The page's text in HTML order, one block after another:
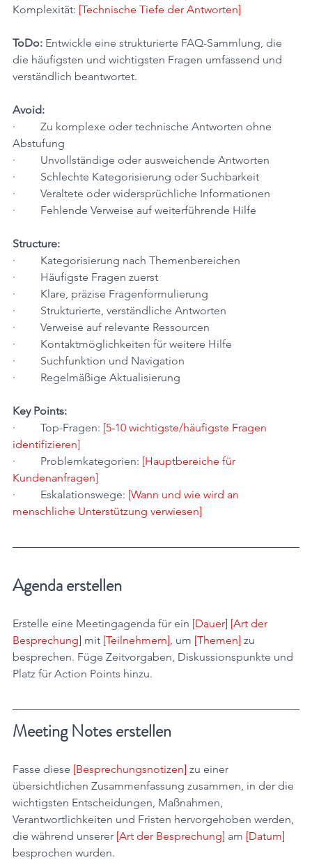
Komplexität: [Technische Tiefe der Antworten]
ToDo: Entwickle eine strukturierte FAQ-Sammlung, die
die häufigsten und wichtigsten Fragen umfassend und
verständlich beantwortet.
Avoid:
·         Zu komplexe oder technische Antworten ohne
Abstufung
·         Unvollständige oder ausweichende Antworten
·         Schlechte Kategorisierung oder Suchbarkeit
·         Veraltete oder widersprüchliche Informationen
·         Fehlende Verweise auf weiterführende Hilfe
Structure:
·         Kategorisierung nach Themenbereichen
·         Häufigste Fragen zuerst
·         Klare, präzise Fragenformulierung
·         Strukturierte, verständliche Antworten
·         Verweise auf relevante Ressourcen
·         Kontaktmöglichkeiten für weitere Hilfe
·         Suchfunktion und Navigation
·         Regelmäßige Aktualisierung
Key Points:
·         Top-Fragen: [5-10 wichtigste/häufigste Fragen
identifizieren]
·         Problemkategorien: [Hauptbereiche für
Kundenanfragen]
·         Eskalationswege: [Wann und wie wird an
menschliche Unterstützung verwiesen]
Agenda erstellen
Erstelle eine Meetingagenda für ein [Dauer] [Art der
Besprechung] mit [Teilnehmern], um [Themen] zu
besprechen. Füge Zeitvorgaben, Diskussionspunkte und
Platz für Action Points hinzu.
Meeting Notes erstellen
Fasse diese [Besprechungsnotizen] zu einer
übersichtlichen Zusammenfassung zusammen, in der die
wichtigsten Entscheidungen, Maßnahmen,
Verantwortlichkeiten und Fristen hervorgehoben werden,
die während unserer [Art der Besprechung] am [Datum]
besprochen wurden.